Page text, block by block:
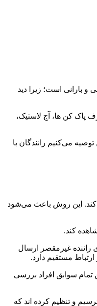
بارانی است؛ زیرا دید
پاک کن ها، آج لاستیک،
می‌کنیم رانندگان با
این روش باعث می‌شود
کند.
راننده غیرمقصر ارسال
مستقیم دارد.
تمام سوابق افراد بررسی
میلیون تومان اصلا نیازی به کروکی نیست. از زمانی که کار با این تبلت‌ها شروع شده همکاران بنده روزانه ۴۰۰ کروکی ترسیم و تنظیم کرده اند که